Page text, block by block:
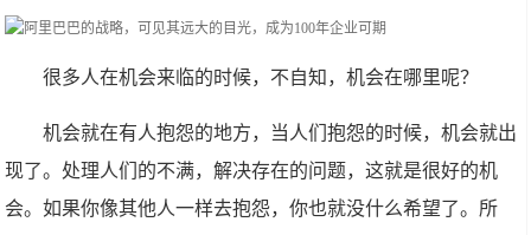
很多人在机会来临的时候，不自知，机会在哪里呢？
机会就在有人抱怨的地方，当人们抱怨的时候，机会就出
现了。处理人们的不满，解决存在的问题，这就是很好的机
会。如果你像其他人一样去抱怨，你也就没什么希望了。所